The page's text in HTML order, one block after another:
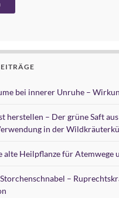
bei innerer Unruhe –
herstellen – Der grüne Saft
in der
alte Heilpflanze für Atemwege
–